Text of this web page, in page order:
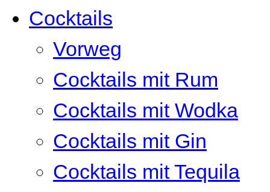
Cocktails
Vorweg
Cocktails mit Rum
Cocktails mit Wodka
Cocktails mit Gin
Cocktails mit Tequila